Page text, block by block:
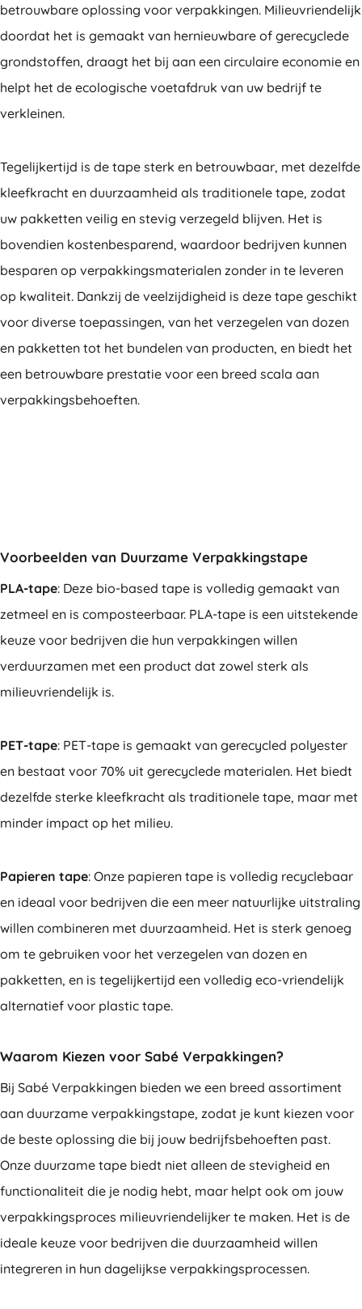
betrouwbare oplossing voor verpakkingen. Milieuvriendelijk
doordat het is gemaakt van hernieuwbare of gerecyclede
grondstoffen, draagt het bij aan een circulaire economie en
helpt het de ecologische voetafdruk van uw bedrijf te
verkleinen.
Tegelijkertijd is de tape sterk en betrouwbaar, met dezelfde
kleefkracht en duurzaamheid als traditionele tape, zodat
uw pakketten veilig en stevig verzegeld blijven. Het is
bovendien kostenbesparend, waardoor bedrijven kunnen
besparen op verpakkingsmaterialen zonder in te leveren
op kwaliteit. Dankzij de veelzijdigheid is deze tape geschikt
voor diverse toepassingen, van het verzegelen van dozen
en pakketten tot het bundelen van producten, en biedt het
een betrouwbare prestatie voor een breed scala aan
verpakkingsbehoeften.
Voorbeelden van Duurzame Verpakkingstape
PLA-tape: Deze bio-based tape is volledig gemaakt van
zetmeel en is composteerbaar. PLA-tape is een uitstekende
keuze voor bedrijven die hun verpakkingen willen
verduurzamen met een product dat zowel sterk als
milieuvriendelijk is.
PET-tape: PET-tape is gemaakt van gerecycled polyester
en bestaat voor 70% uit gerecyclede materialen. Het biedt
dezelfde sterke kleefkracht als traditionele tape, maar met
minder impact op het milieu.
Papieren tape: Onze papieren tape is volledig recyclebaar
en ideaal voor bedrijven die een meer natuurlijke uitstraling
willen combineren met duurzaamheid. Het is sterk genoeg
om te gebruiken voor het verzegelen van dozen en
pakketten, en is tegelijkertijd een volledig eco-vriendelijk
alternatief voor plastic tape.
Waarom Kiezen voor Sabé Verpakkingen?
Bij Sabé Verpakkingen bieden we een breed assortiment
aan duurzame verpakkingstape, zodat je kunt kiezen voor
de beste oplossing die bij jouw bedrijfsbehoeften past.
Onze duurzame tape biedt niet alleen de stevigheid en
functionaliteit die je nodig hebt, maar helpt ook om jouw
verpakkingsproces milieuvriendelijker te maken. Het is de
ideale keuze voor bedrijven die duurzaamheid willen
integreren in hun dagelijkse verpakkingsprocessen.